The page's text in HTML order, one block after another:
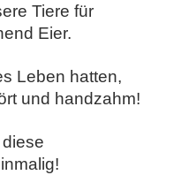
Tiere für
Eier.
Leben hatten,
und handzahm!